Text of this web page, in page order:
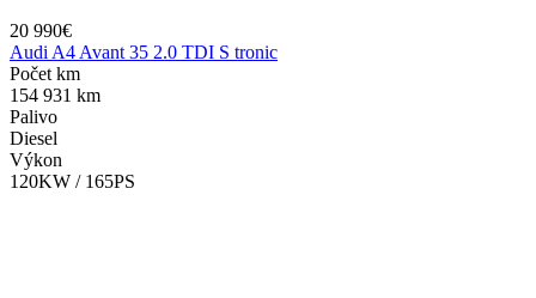
20 990€
Audi A4 Avant 35 2.0 TDI S tronic
Počet km
154 931 km
Palivo
Diesel
Výkon
120KW / 165PS